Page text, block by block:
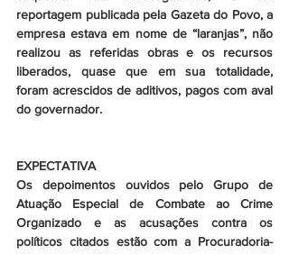
reportagem publicada pela Gazeta do Povo, a
empresa estava em nome de “laranjas”, não
realizou as referidas obras e os recursos
liberados, quase que em sua totalidade,
foram acrescidos de aditivos, pagos com aval
do governador.
EXPECTATIVA
Os depoimentos ouvidos pelo Grupo de
Atuação Especial de Combate ao Crime
Organizado e as acusações contra os
políticos citados estão com a Procuradoria-